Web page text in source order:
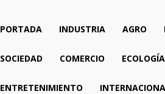
PORTADA INDUSTRIA AGRO
SOCIEDAD COMERCIO ECOLOGÍA
ENTRETENIMIENTO